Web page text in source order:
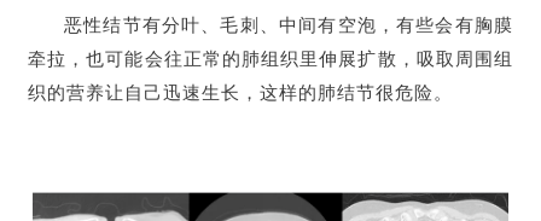
恶性结节有分叶、毛刺、中间有空泡，有些会有胸膜
牵拉，也可能会往正常的肺组织里伸展扩散，吸取周围组
织的营养让自己迅速生长，这样的肺结节很危险。